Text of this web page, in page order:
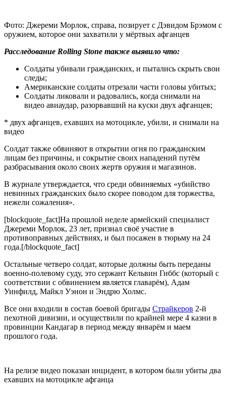
Фото: Джереми Морлок, справа, позирует с Дэвидом Брэмом с
оружием, которое они захватили у мёртвых афганцев
Расследование Rolling Stone также выявило что:
Солдаты убивали гражданских, и пытались скрыть свои
следы;
Американские солдаты отрезали части головы убитых;
Солдаты ликовали и радовались, когда снимали на
видео авиаудар, разорвавший на куски двух афганцев;
* двух афганцев, ехавших на мотоцикле, убили, и снимали на
видео
Солдат также обвиняют в открытии огня по гражданским
лицам без причины, и сокрытие своих нападений путём
разбрасывания около своих жертв оружия и магазинов.
В журнале утверждается, что среди обвиняемых «убийство
невинных гражданских было скорее поводом для торжества,
нежели сожаления».
[blockquote_fact]На прошлой неделе армейский специалист
Джереми Морлок, 23 лет, признал своё участие в
противоправных действиях, и был посажен в тюрьму на 24
года.[/blockquote_fact]
Остальные четверо солдат, которые должны быть переданы
военно-полевому суду, это сержант Кельвин Гиббс (который с
соответствии с обвинением является главарём), Адам
Уинфилд, Майкл Уэнон и Эндрю Холмс.
Все они входили в состав боевой бригады Страйкеров 2-й
пехотной дивизии, и осуществили по крайней мере 4 казни в
провинции Кандагар в период между январём и маем
прошлого года.
На релизе видео показан инцидент, в котором были убиты два
ехавших на мотоцикле афганца